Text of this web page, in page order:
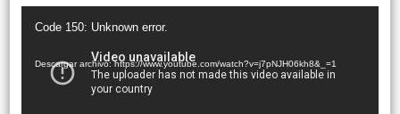
vídeo
Code 150: Unknown error.
Descargar archivo: https://www.youtube.com/watch?v=j7pNJH06kh8&_=1